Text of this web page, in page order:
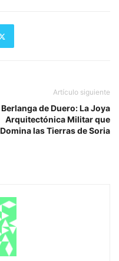
Artículo siguiente
Berlanga de Duero: La Joya
Arquitectónica Militar que
Domina las Tierras de Soria